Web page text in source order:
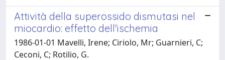
Attività della superossido dismutasi nel
miocardio: effetto dell'ischemia
1986-01-01 Mavelli, Irene; Ciriolo, Mr; Guarnieri, C;
Ceconi, C; Rotilio, G.